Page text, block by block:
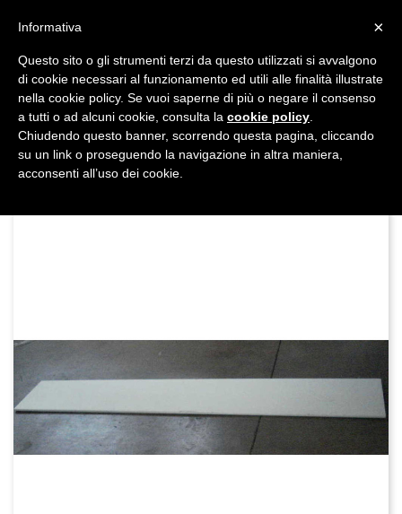
 shopping_cart
DAL 1977

MADE IN ITALY E UE
×
Informativa
Questo sito o gli strumenti terzi da questo utilizzati si avvalgono
di cookie necessari al funzionamento ed utili alle finalità illustrate
nella cookie policy. Se vuoi saperne di più o negare il consenso
a tutti o ad alcuni cookie, consulta la cookie policy
Chiudendo questo banner, scorrendo questa pagina, cliccando
su un link o proseguendo la navigazione in altra maniera,
acconsenti all’uso dei cookie.